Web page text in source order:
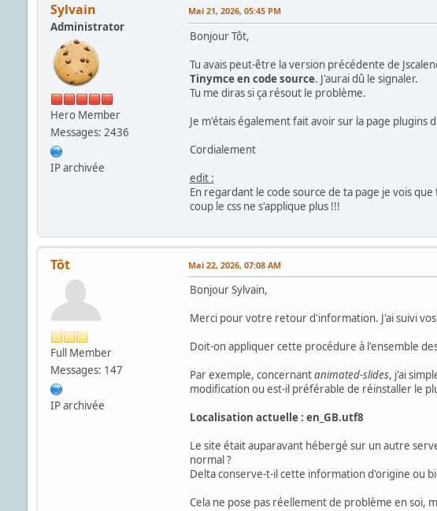
Sylvain
Administrator
Hero Member
Messages: 2436
IP archivée
Mai 21, 2026, 05:45 PM
Bonjour Tôt,
Tu avais peut-être la version précédente de
Tinymce en code source. J'aurai dû le signaler.
Tu me diras si ça résout le problème.
Je m'étais également fait avoir sur la page plugins
Cordialement
edit :
En regardant le code source de ta page je vois
coup le css ne s'applique plus !!!
Tôt
Full Member
Messages: 147
IP archivée
Mai 22, 2026, 07:08 AM
Bonjour Sylvain,
Merci pour votre retour d'information. J'ai suivi
Doit-on appliquer cette procédure à l'ensemble
Par exemple, concernantanimated-slides, j'ai
modification ou est-il préférable de réinstaller le
Localisation actuelle : en_GB.utf8
Le site était auparavant hébergé sur un autre
normal ?
Delta conserve-t-il cette information d'origine ou
Cela ne pose pas réellement de problème en soi,